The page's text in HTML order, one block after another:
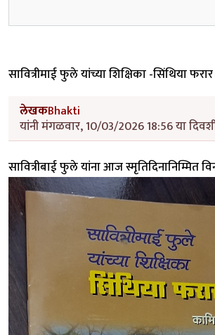
सावित्रीमाई फुले यांच्या शिक्षिका -सिंथिया
लेखकBhakti
यांनी मंगळवार, 10/03/2026 18:56 या
सावित्रीबाई फुले यांना आज स्मृतिदिनानिम्मित